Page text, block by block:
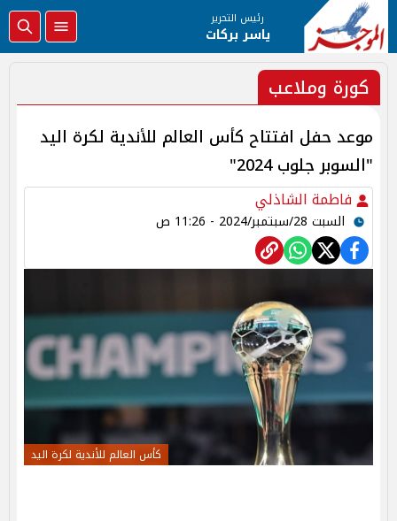
رئيس التحرير
ياسر بركات
كورة وملاعب
موعد حفل افتتاح كأس العالم للأندية لكرة اليد
"السوبر جلوب 2024"
فاطمة الشاذلي
السبت 28/سبتمبر/2024 - 11:26 ص
كأس العالم للأندية لكرة اليد